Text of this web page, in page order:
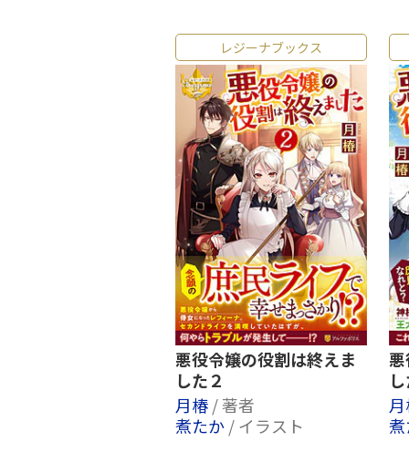
レジーナブックス
悪役令嬢の役割は終えま
した２
月椿/ 著者
煮たか/ イラスト